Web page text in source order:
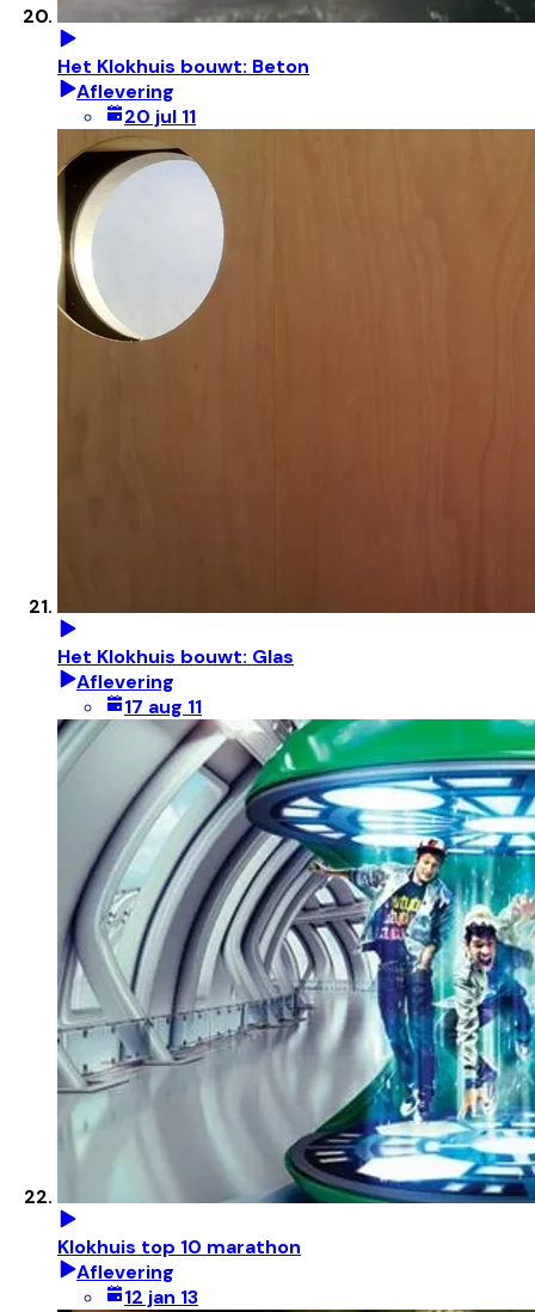
Het Klokhuis bouwt: Beton
Aflevering
20 jul 11
Het Klokhuis bouwt: Glas
Aflevering
17 aug 11
Klokhuis top 10 marathon
Aflevering
12 jan 13